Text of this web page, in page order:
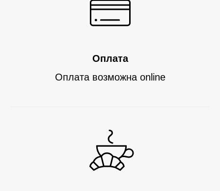
Оплата
Оплата возможна online